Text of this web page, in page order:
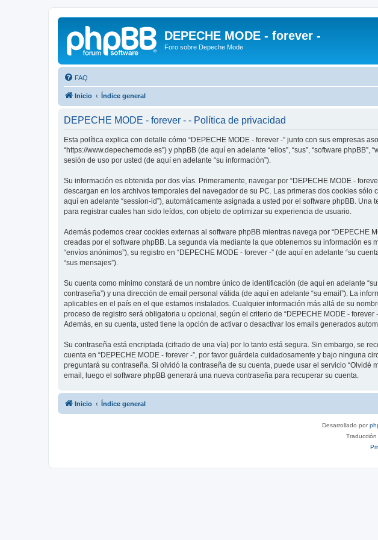
DEPECHE MODE - forever -
Foro sobre Depeche Mode
FAQ
Inicio Índice general
DEPECHE MODE - forever - - Política de privacidad
Esta política explica con detalle cómo “DEPECHE MODE - forever -” junto con sus empresas
“https://www.depechemode.es”) y phpBB (de aquí en adelante “ellos”, “sus”, “software
sesión de uso por usted (de aquí en adelante “su información”).
Su información es obtenida por dos vías. Primeramente, navegar por “DEPECHE MODE -
descargan en los archivos temporales del navegador de su PC. Las primeras dos cookies
aquí en adelante “session-id”), automáticamente asignada a usted por el software phpBB.
para registrar cuales han sido leídos, con objeto de optimizar su experiencia de usuario.
Además podemos crear cookies externas al software phpBB mientras navega por
creadas por el software phpBB. La segunda vía mediante la que obtenemos su información
“envíos anónimos”), su registro en “DEPECHE MODE - forever -” (de aquí en adelante “su
“sus mensajes”).
Su cuenta como mínimo constará de un nombre único de identificación (de aquí en adelante
contraseña”) y una dirección de email personal válida (de aquí en adelante “su email”). La
aplicables en el país en el que estamos instalados. Cualquier información más allá de su
proceso de registro será obligatoria u opcional, según el criterio de “DEPECHE MODE -
Además, en su cuenta, usted tiene la opción de activar o desactivar los emails generados
Su contraseña está encriptada (cifrado de una vía) por lo tanto está segura. Sin embargo, se
cuenta en “DEPECHE MODE - forever -”, por favor guárdela cuidadosamente y bajo ninguna
preguntará su contraseña. Si olvidó la contraseña de su cuenta, puede usar el servicio
email, luego el software phpBB generará una nueva contraseña para recuperar su cuenta.
Inicio Índice general
Desarrollado por